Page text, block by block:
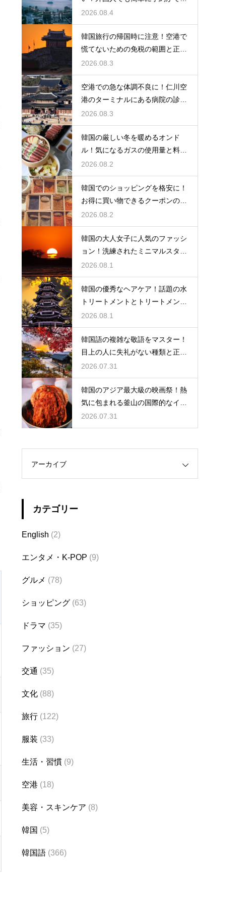
るアプリ
2026.08.4
韓国旅行の帰国時に注意！空港で
慌てないための免税の範囲と正し
い計算
2026.08.3
空港での急な体調不良に！仁川空
港のターミナルにある病院の診療
時間
2026.08.3
韓国の厳しい冬を暖めるオンド
ル！気になるガスの使用量と料金
の目安
2026.08.2
韓国でのショッピングを格安に！
お得に買い物できるクーポンの賢
い探し方
2026.08.2
韓国の大人女子に人気のファッシ
ョン！洗練されたミニマルスタイ
ルの特徴
2026.08.1
韓国の優秀なヘアケア！話題の水
トリートメントとトリートメント
の使い分け
2026.08.1
韓国語の複雑な敬語をマスター！
目上の人に失礼がない種類と正し
い使い分け
2026.07.31
韓国のアジア最大級の映画祭！熱
気に包まれる釜山の国際的なイベ
ント
2026.07.31
アーカイブ
カテゴリー
English (2)
エンタメ・K-POP (9)
グルメ (78)
ショッピング (63)
ドラマ (35)
ファッション (27)
交通 (35)
文化 (88)
旅行 (122)
服装 (33)
生活・習慣 (9)
空港 (18)
美容・スキンケア (8)
韓国 (5)
韓国語 (366)